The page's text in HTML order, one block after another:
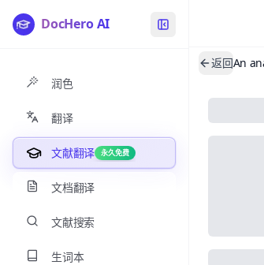
DocHero AI
润色
翻译
文献翻译 永久免费
文档翻译
文献搜索
生词本
返回